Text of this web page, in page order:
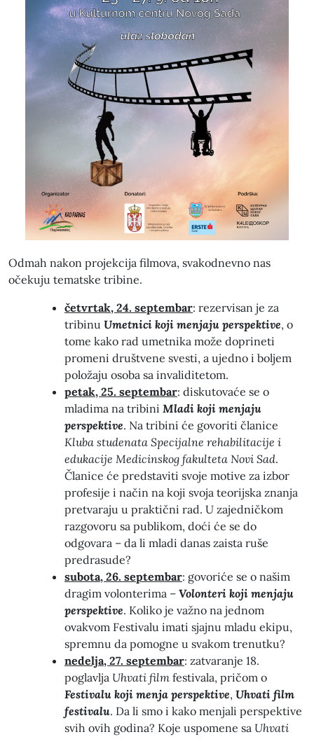
Odmah nakon projekcija filmova, svakodnevno nas
očekuju tematske tribine.
četvrtak, 24. septembar: rezervisan je za
tribinu Umetnici koji menjaju perspektive, o
tome kako rad umetnika može doprineti
promeni društvene svesti, a ujedno i boljem
položaju osoba sa invaliditetom.
petak, 25. septembar: diskutovaće se o
mladima na tribini Mladi koji menjaju
perspektive. Na tribini će govoriti članice
Kluba studenata Specijalne rehabilitacije i
edukacije Medicinskog fakulteta Novi Sad.
Članice će predstaviti svoje motive za izbor
profesije i način na koji svoja teorijska znanja
pretvaraju u praktični rad. U zajedničkom
razgovoru sa publikom, doći će se do
odgovara – da li mladi danas zaista ruše
predrasude?
subota, 26. septembar: govoriće se o našim
dragim volonterima – Volonteri koji menjaju
perspektive. Koliko je važno na jednom
ovakvom Festivalu imati sjajnu mladu ekipu,
spremnu da pomogne u svakom trenutku?
nedelja, 27. septembar: zatvaranje 18.
poglavlja Uhvati film festivala, pričom o
Festivalu koji menja perspektive, Uhvati film
festivalu. Da li smo i kako menjali perspektive
svih ovih godina? Koje uspomene sa Uhvati